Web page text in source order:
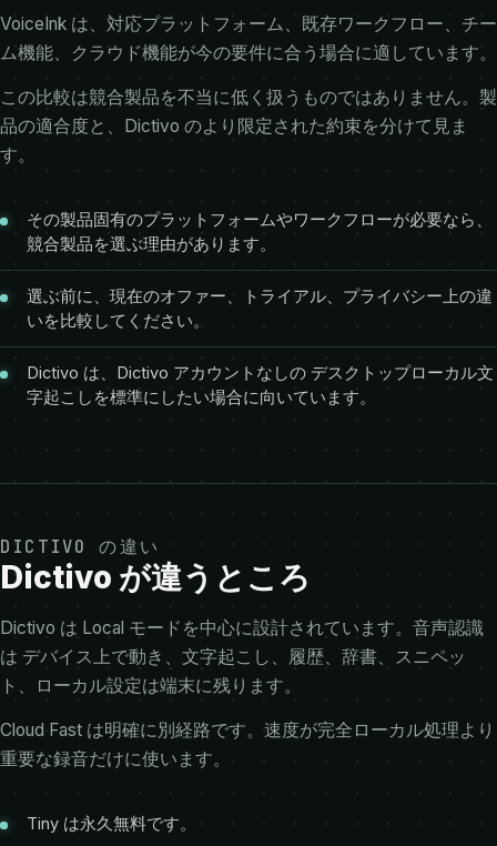
VoiceInk は、対応プラットフォーム、既存ワークフロー、チー
ム機能、クラウド機能が今の要件に合う場合に適しています。
この比較は競合製品を不当に低く扱うものではありません。製
品の適合度と、Dictivo のより限定された約束を分けて見ま
す。
その製品固有のプラットフォームやワークフローが必要なら、
競合製品を選ぶ理由があります。
選ぶ前に、現在のオファー、トライアル、プライバシー上の違
いを比較してください。
Dictivo は、Dictivo アカウントなしの デスクトップローカル文
字起こしを標準にしたい場合に向いています。
DICTIVO の違い
Dictivo が違うところ
Dictivo は Local モードを中心に設計されています。音声認識
は デバイス上で動き、文字起こし、履歴、辞書、スニペッ
ト、ローカル設定は端末に残ります。
Cloud Fast は明確に別経路です。速度が完全ローカル処理より
重要な録音だけに使います。
Tiny は永久無料です。